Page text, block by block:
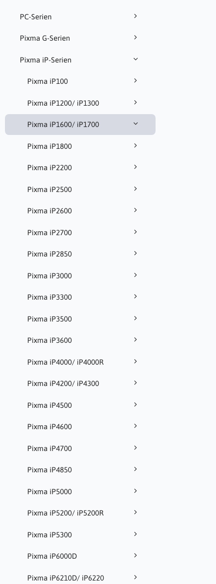
PC-Serien
Pixma G-Serien
Pixma iP-Serien
Pixma iP100
Pixma iP1200/ iP1300
Pixma iP1600/ iP1700
Pixma iP1800
Pixma iP2200
Pixma iP2500
Pixma iP2600
Pixma iP2700
Pixma iP2850
Pixma iP3000
Pixma iP3300
Pixma iP3500
Pixma iP3600
Pixma iP4000/ iP4000R
Pixma iP4200/ iP4300
Pixma iP4500
Pixma iP4600
Pixma iP4700
Pixma iP4850
Pixma iP5000
Pixma iP5200/ iP5200R
Pixma iP5300
Pixma iP6000D
Pixma iP6210D/ iP6220